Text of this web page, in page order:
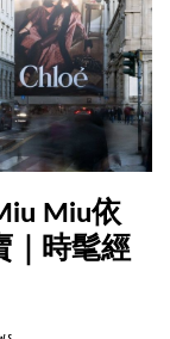
Miu依
｜時髦經